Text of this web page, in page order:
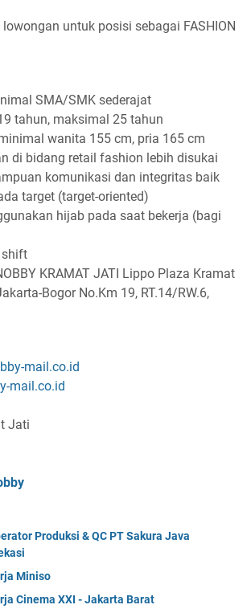
untuk posisi sebagai FASHION
SMA/SMK sederajat
tahun, maksimal 25 tahun
wanita 155 cm, pria 165 cm
di bidang retail fashion lebih disukai
komunikasi dan integritas baik
target (target-oriented)
hijab pada saat bekerja (bagi
shift
KRAMAT JATI Lippo Plaza Kramat
Bogor No.Km 19, RT.14/RW.6,
mail.co.id
mail.co.id
Jati
Produksi & QC PT Sakura Java
Miniso
Cinema XXI - Jakarta Barat